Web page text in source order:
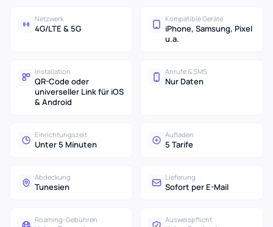
Netzwerk
4G/LTE & 5G
Kompatible Geräte
iPhone, Samsung, Pixel
u.a.
Installation
QR-Code oder
universeller Link für iOS
& Android
Anrufe & SMS
Nur Daten
Einrichtungszeit
Unter 5 Minuten
Aufladen
5 Tarife
Abdeckung
Tunesien
Lieferung
Sofort per E-Mail
Roaming-Gebühren Ausweispflicht